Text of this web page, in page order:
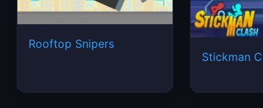
Rooftop Snipers
Stickman